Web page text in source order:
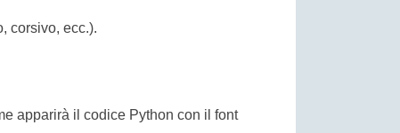
corsivo, ecc.).
apparirà il codice Python con il font